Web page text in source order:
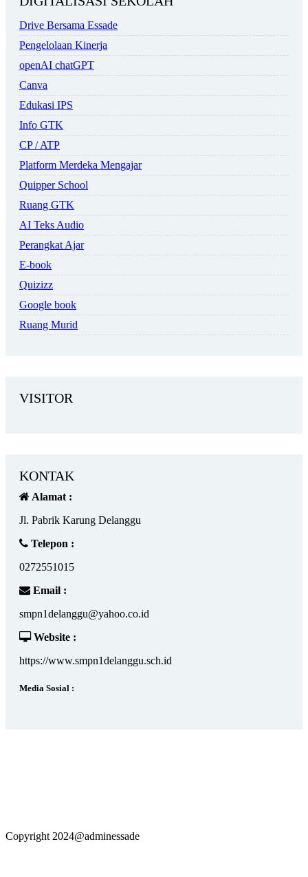
Drive Bersama Essade
Pengelolaan Kinerja
openAI chatGPT
Canva
Edukasi IPS
Info GTK
CP / ATP
Platform Merdeka Mengajar
Quipper School
Ruang GTK
AI Teks Audio
Perangkat Ajar
E-book
Quizizz
Google book
Ruang Murid
VISITOR
KONTAK
Alamat :
Jl. Pabrik Karung Delanggu
Telepon :
0272551015
Email :
smpn1delanggu@yahoo.co.id
Website :
https://www.smpn1delanggu.sch.id
Media Sosial :
Copyright 2024@adminessade